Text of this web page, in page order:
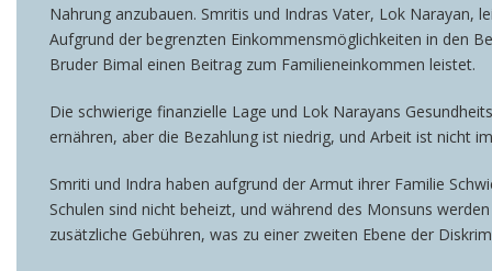
Nahrung anzubauen. Smritis und Indras Vater, Lok Narayan,
Aufgrund der begrenzten Einkommensmöglichkeiten in den
Bruder Bimal einen Beitrag zum Familieneinkommen leistet.
Die schwierige finanzielle Lage und Lok Narayans
ernähren, aber die Bezahlung ist niedrig, und Arbeit ist nicht
Smriti und Indra haben aufgrund der Armut ihrer Familie
Schulen sind nicht beheizt, und während des Monsuns
zusätzliche Gebühren, was zu einer zweiten Ebene der